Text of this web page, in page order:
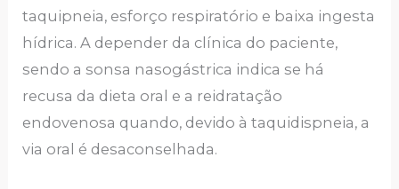
taquipneia, esforço respiratório e baixa ingesta
hídrica. A depender da clínica do paciente,
sendo a sonsa nasogástrica indica se há
recusa da dieta oral e a reidratação
endovenosa quando, devido à taquidispneia, a
via oral é desaconselhada.